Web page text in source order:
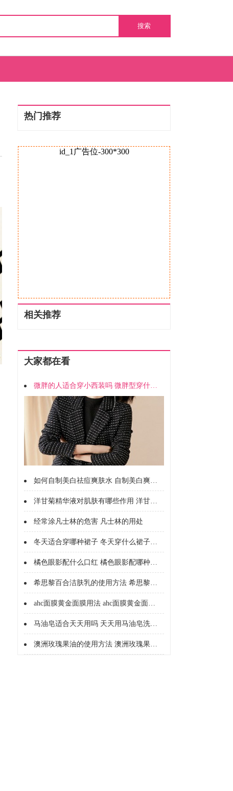
搜索
热门推荐
id_1广告位-300*300
相关推荐
大家都在看
微胖的人适合穿小西装吗 微胖型穿什么西服
如何自制美白祛痘爽肤水 自制美白爽肤水配方
洋甘菊精华液对肌肤有哪些作用 洋甘菊精华液的护肤作用有哪些
经常涂凡士林的危害 凡士林的用处
冬天适合穿哪种裙子 冬天穿什么裙子合适
橘色眼影配什么口红 橘色眼影配哪种色口红
希思黎百合洁肤乳的使用方法 希思黎百合洁肤乳怎么用
ahc面膜黄金面膜用法 ahc面膜黄金面膜的成分
马油皂适合天天用吗 天天用马油皂洗脸可以吗
澳洲玫瑰果油的使用方法 澳洲玫瑰果油怎么用